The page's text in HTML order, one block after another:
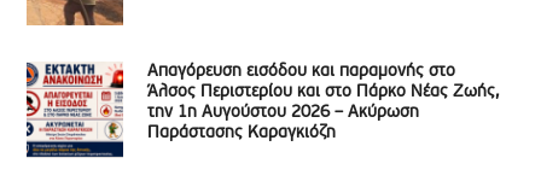
Απαγόρευση εισόδου και παραμονής στο
Άλσος Περιστερίου και στο Πάρκο Νέας Ζωής,
την 1η Αυγούστου 2026 – Ακύρωση
Παράστασης Καραγκιόζη